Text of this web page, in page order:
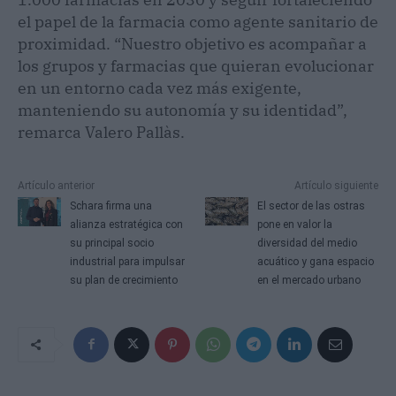
el papel de la farmacia como agente sanitario de
proximidad. “Nuestro objetivo es acompañar a
los grupos y farmacias que quieran evolucionar
en un entorno cada vez más exigente,
manteniendo su autonomía y su identidad”,
remarca Valero Pallàs.
Artículo anterior
Schara firma una
alianza estratégica con
su principal socio
industrial para impulsar
su plan de crecimiento
Artículo siguiente
El sector de las ostras
pone en valor la
diversidad del medio
acuático y gana espacio
en el mercado urbano